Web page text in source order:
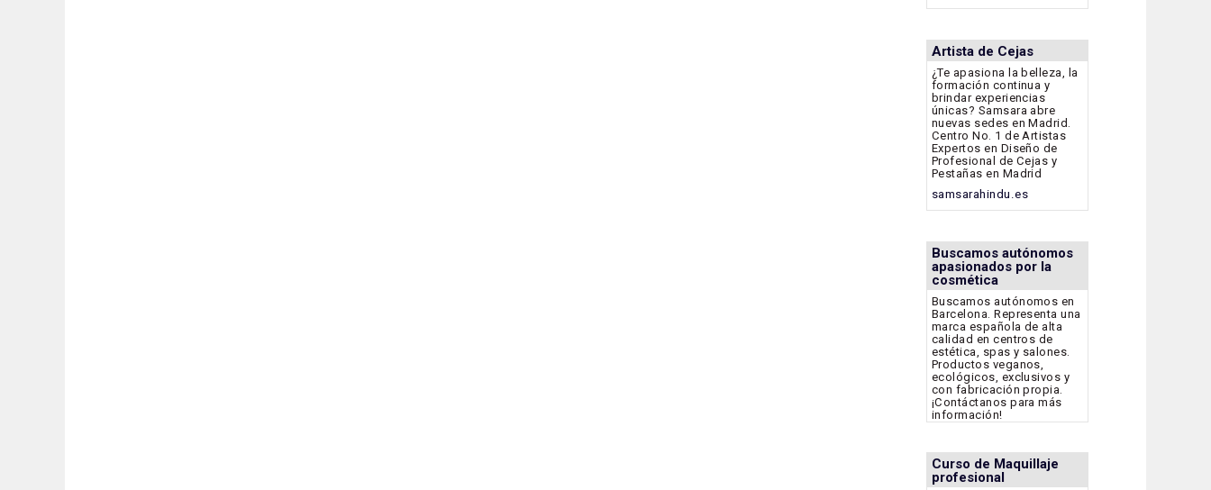
Artista de Cejas
¿Te apasiona la belleza, la
formación continua y
brindar experiencias
únicas? Samsara abre
nuevas sedes en Madrid.
Centro No. 1 de Artistas
Expertos en Diseño de
Profesional de Cejas y
Pestañas en Madrid
samsarahindu.es
Buscamos autónomos
apasionados por la
cosmética
Buscamos autónomos en
Barcelona. Representa una
marca española de alta
calidad en centros de
estética, spas y salones.
Productos veganos,
ecológicos, exclusivos y
con fabricación propia.
¡Contáctanos para más
información!
Curso de Maquillaje
profesional